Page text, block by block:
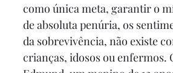
como única meta, garantir o
de absoluta penúria, os
da sobrevivência, não existe
crianças, idosos ou enfermos.